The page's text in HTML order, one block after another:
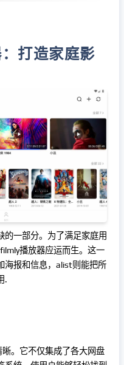
打造家庭影
的一部分。为了满足家庭用
播放器应运而生。这一
海报和信息，alist则能把所
.
。它不仅集成了各大网盘